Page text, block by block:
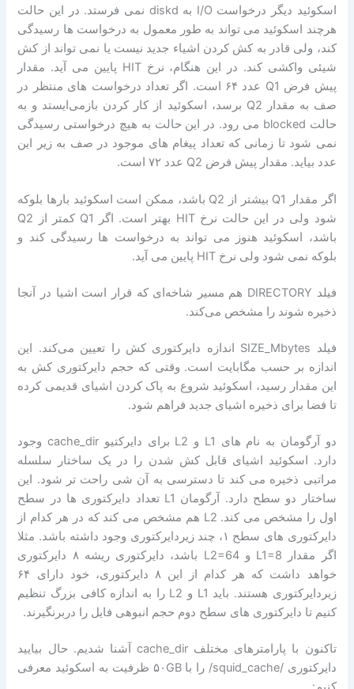
اسکوئید دیگر درخواست I/O به diskd نمی فرستد. در این حالت
هرچند اسکوئید می تواند به طور معمول به درخواست ها رسیدگی
کند، ولی قادر به کش کردن اشیاء جدید نیست یا نمی تواند از کش
شیئی واکشی کند. در این هنگام، نرخ HIT پایین می آید. مقدار
پیش فرض Q1 عدد ۶۴ است. اگر تعداد درخواست های منتظر در
صف به مقدار Q2 برسد، اسکوئید از کار کردن بازمی‌ایستد و به
حالت blocked می رود. در این حالت به هیچ درخواستی رسیدگی
نمی شود تا زمانی که تعداد پیغام های موجود در صف به زیر این
عدد بیاید. مقدار پیش فرض Q2 عدد ۷۲ است.
اگر مقدار Q1 بیشتر از Q2 باشد، ممکن است اسکوئید بارها بلوکه
شود ولی در این حالت نرخ HIT بهتر است. اگر Q1 کمتر از Q2
باشد، اسکوئید هنوز می تواند به درخواست ها رسیدگی کند و
بلوکه نمی شود ولی نرخ HIT پایین می آید.
فیلد DIRECTORY هم مسیر شاخه‌ای که قرار است اشیا در آنجا
ذخیره شوند را مشخص می‌کند.
فیلد SIZE_Mbytes اندازه دایرکتوری کش را تعیین می‌کند. این
اندازه بر حسب مگابایت است. وقتی که حجم دایرکتوری کش به
این مقدار رسید، اسکوئید شروع به پاک کردن اشیای قدیمی کرده
تا فضا برای ذخیره اشیای جدید فراهم شود.
دو آرگومان به نام های L1 و L2 برای دایرکتیو cache_dir وجود
دارد. اسکوئید اشیای قابل کش شدن را در یک ساختار سلسله
مراتبی ذخیره می کند تا دسترسی به آن شی راحت تر شود. این
ساختار دو سطح دارد. آرگومان L1 تعداد دایرکتوری ها در سطح
اول را مشخص می کند. L2 هم مشخص می کند که در هر کدام از
دایرکتوری های سطح ۱، چند زیردایرکتوری وجود داشته باشد. مثلا
اگر مقدار L1=8 و L2=64 باشد، دایرکتوری ریشه ۸ دایرکتوری
خواهد داشت که هر کدام از این ۸ دایرکتوری، خود دارای ۶۴
زیردایرکتوری هستند. باید L1 و L2 را به اندازه کافی بزرگ تنظیم
کنیم تا دایرکتوری های سطح دوم حجم انبوهی فایل را دربرنگیرند.
تاکنون با پارامترهای مختلف cache_dir آشنا شدیم. حال بیایید
دایرکتوری /squid_cache/ را با ۵۰GB ظرفیت به اسکوئید معرفی